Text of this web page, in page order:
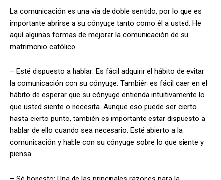
La comunicación es una vía de doble sentido, por lo que es
importante abrirse a su cónyuge tanto como él a usted. He
aquí algunas formas de mejorar la comunicación de su
matrimonio católico.
– Esté dispuesto a hablar: Es fácil adquirir el hábito de evitar
la comunicación con su cónyuge. También es fácil caer en el
hábito de esperar que su cónyuge entienda intuitivamente lo
que usted siente o necesita. Aunque eso puede ser cierto
hasta cierto punto, también es importante estar dispuesto a
hablar de ello cuando sea necesario. Esté abierto a la
comunicación y hable con su cónyuge sobre lo que siente y
piensa.